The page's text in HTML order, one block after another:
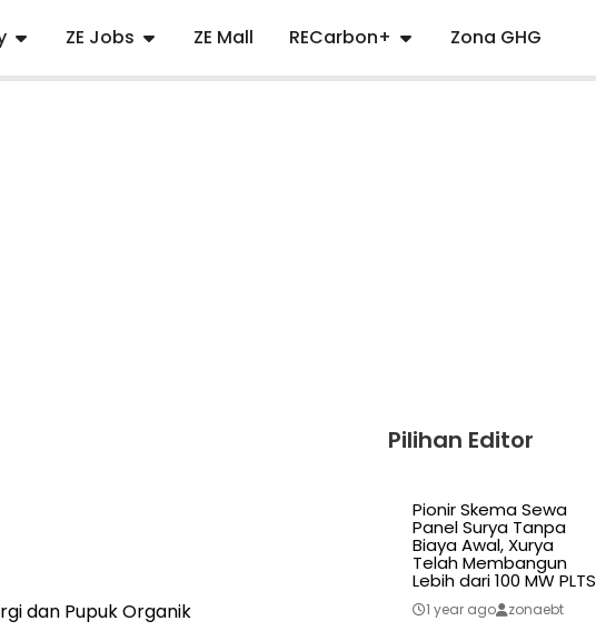
ZE Jobs ZE Mall RECarbon+ Zona GHG
dan Pupuk Organik
Pilihan Editor
Pionir Skema Sewa
Panel Surya Tanpa
Biaya Awal, Xurya
Telah Membangun
Lebih dari 100 MW PLTS
1 year ago zonaebt